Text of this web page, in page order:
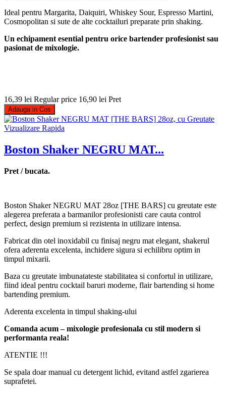
Ideal pentru Margarita, Daiquiri, Whiskey Sour, Espresso Martini,
Cosmopolitan si sute de alte cocktailuri preparate prin shaking.
Un echipament esential pentru orice bartender profesionist sau
pasionat de mixologie.
16,39 lei Regular price 16,90 lei Pret
Adauga in Cos
Vizualizare Rapida
Boston Shaker NEGRU MAT...
Pret / bucata.
Boston Shaker NEGRU MAT 28oz [THE BARS] cu greutate este
alegerea preferata a barmanilor profesionisti care cauta control
perfect, design premium si rezistenta in utilizare intensa.
Fabricat din otel inoxidabil cu finisaj negru mat elegant, shakerul
ofera aderenta excelenta, inchidere sigura si echilibru optim in
timpul mixarii.
Baza cu greutate imbunatateste stabilitatea si confortul in utilizare,
fiind ideal pentru cocktail baruri moderne, flair bartending si home
bartending premium.
Aderenta excelenta in timpul shaking-ului
Comanda acum – mixologie profesionala cu stil modern si
performanta reala!
ATENTIE !!!
Se spala doar manual cu detergent lichid, evitand astfel zgarierea
suprafetei.